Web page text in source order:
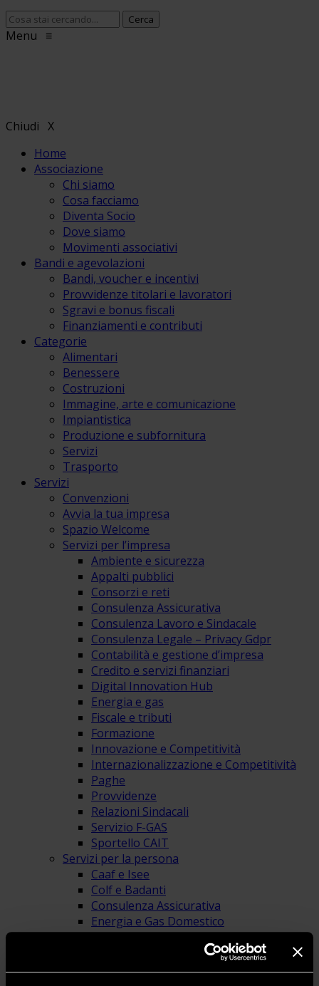
Menu ≡
Chiudi X
Home
Associazione
Chi siamo
Cosa facciamo
Diventa Socio
Dove siamo
Movimenti associativi
Bandi e agevolazioni
Bandi, voucher e incentivi
Provvidenze titolari e lavoratori
Sgravi e bonus fiscali
Finanziamenti e contributi
Categorie
Alimentari
Benessere
Costruzioni
Immagine, arte e comunicazione
Impiantistica
Produzione e subfornitura
Servizi
Trasporto
Servizi
Convenzioni
Avvia la tua impresa
Spazio Welcome
Servizi per l’impresa
Ambiente e sicurezza
Appalti pubblici
Consorzi e reti
Consulenza Assicurativa
Consulenza Lavoro e Sindacale
Consulenza Legale – Privacy Gdpr
Contabilità e gestione d’impresa
Credito e servizi finanziari
Digital Innovation Hub
Energia e gas
Fiscale e tributi
Formazione
Innovazione e Competitività
Internazionalizzazione e Competitività
Paghe
Provvidenze
Relazioni Sindacali
Servizio F-GAS
Sportello CAIT
Servizi per la persona
Caaf e Isee
Colf e Badanti
Consulenza Assicurativa
Energia e Gas Domestico
Pensioni e Previdenza
SPID: identità digitale